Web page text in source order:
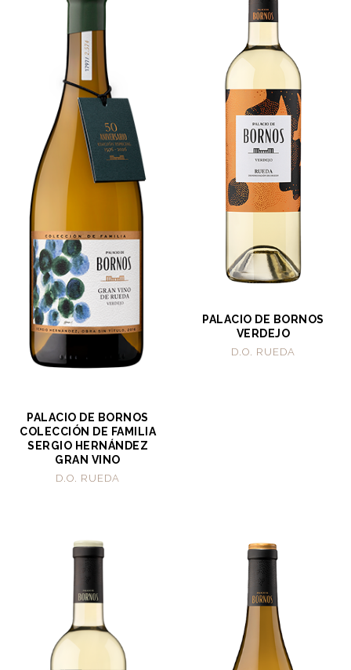
PALACIO DE BORNOS
COLECCIÓN DE FAMILIA
SERGIO HERNÁNDEZ
GRAN VINO
D.O. RUEDA
PALACIO DE BORNOS
VERDEJO
D.O. RUEDA